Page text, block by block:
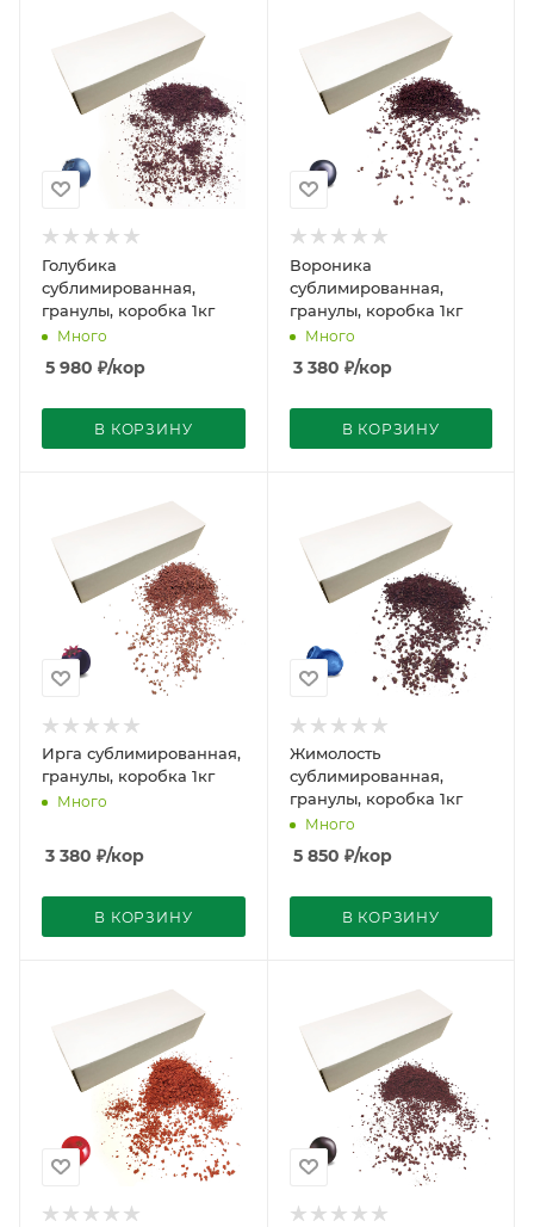
Голубика
сублимированная,
гранулы, коробка 1кг
Много
5 980 ₽/кор
В КОРЗИНУ
Вороника
сублимированная,
гранулы, коробка 1кг
Много
3 380 ₽/кор
В КОРЗИНУ
Ирга сублимированная,
гранулы, коробка 1кг
Много
3 380 ₽/кор
В КОРЗИНУ
Жимолость
сублимированная,
гранулы, коробка 1кг
Много
5 850 ₽/кор
В КОРЗИНУ